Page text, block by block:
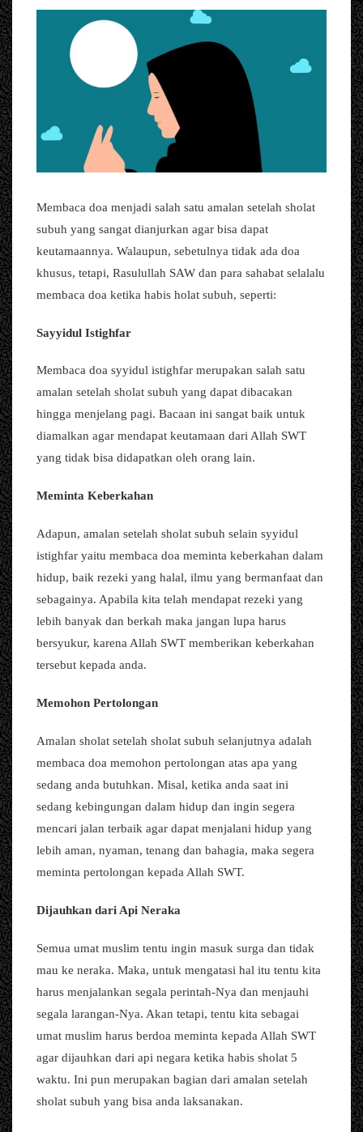
Membaca doa menjadi salah satu amalan setelah sholat
subuh yang sangat dianjurkan agar bisa dapat
keutamaannya. Walaupun, sebetulnya tidak ada doa
khusus, tetapi, Rasulullah SAW dan para sahabat selalalu
membaca doa ketika habis holat subuh, seperti:
Sayyidul Istighfar
Membaca doa syyidul istighfar merupakan salah satu
amalan setelah sholat subuh yang dapat dibacakan
hingga menjelang pagi. Bacaan ini sangat baik untuk
diamalkan agar mendapat keutamaan dari Allah SWT
yang tidak bisa didapatkan oleh orang lain.
Meminta Keberkahan
Adapun, amalan setelah sholat subuh selain syyidul
istighfar yaitu membaca doa meminta keberkahan dalam
hidup, baik rezeki yang halal, ilmu yang bermanfaat dan
sebagainya. Apabila kita telah mendapat rezeki yang
lebih banyak dan berkah maka jangan lupa harus
bersyukur, karena Allah SWT memberikan keberkahan
tersebut kepada anda.
Memohon Pertolongan
Amalan sholat setelah sholat subuh selanjutnya adalah
membaca doa memohon pertolongan atas apa yang
sedang anda butuhkan. Misal, ketika anda saat ini
sedang kebingungan dalam hidup dan ingin segera
mencari jalan terbaik agar dapat menjalani hidup yang
lebih aman, nyaman, tenang dan bahagia, maka segera
meminta pertolongan kepada Allah SWT.
Dijauhkan dari Api Neraka
Semua umat muslim tentu ingin masuk surga dan tidak
mau ke neraka. Maka, untuk mengatasi hal itu tentu kita
harus menjalankan segala perintah-Nya dan menjauhi
segala larangan-Nya. Akan tetapi, tentu kita sebagai
umat muslim harus berdoa meminta kepada Allah SWT
agar dijauhkan dari api negara ketika habis sholat 5
waktu. Ini pun merupakan bagian dari amalan setelah
sholat subuh yang bisa anda laksanakan.